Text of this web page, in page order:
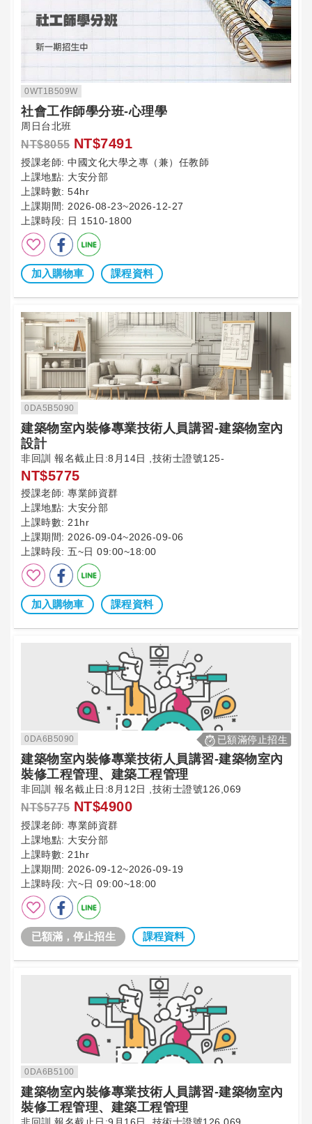
0WT1B509W
社會工作師學分班-心理學
周日台北班
NT$8055 NT$7491
授課老師: 中國文化大學之專（兼）任教師
上課地點: 大安分部
上課時數: 54hr
上課期間: 2026-08-23~2026-12-27
上課時段: 日 1510-1800
加入購物車 課程資料
0DA5B5090
建築物室內裝修專業技術人員講習-建築物室內
設計
非回訓 報名截止日:8月14日 ,技術士證號125-
NT$5775
授課老師: 專業師資群
上課地點: 大安分部
上課時數: 21hr
上課期間: 2026-09-04~2026-09-06
上課時段: 五~日 09:00~18:00
加入購物車 課程資料
0DA6B5090 已額滿停止招生
建築物室內裝修專業技術人員講習-建築物室內
裝修工程管理、建築工程管理
非回訓 報名截止日:8月12日 ,技術士證號126,069
NT$5775 NT$4900
授課老師: 專業師資群
上課地點: 大安分部
上課時數: 21hr
上課期間: 2026-09-12~2026-09-19
上課時段: 六~日 09:00~18:00
已額滿，停止招生 課程資料
0DA6B5100
建築物室內裝修專業技術人員講習-建築物室內
裝修工程管理、建築工程管理